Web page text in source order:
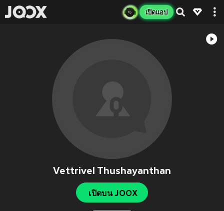
เปิดแอป
Vettrivel Thushayanthan
เปิดบน JOOX